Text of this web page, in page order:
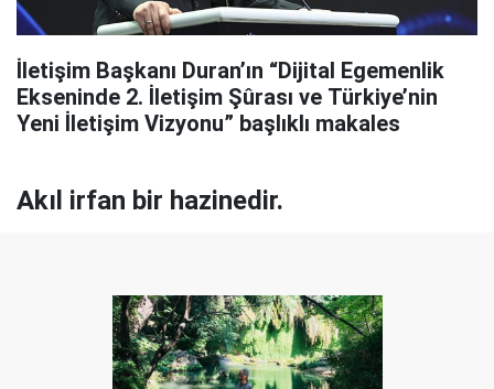
İletişim Başkanı Duran’ın “Dijital Egemenlik
Ekseninde 2. İletişim Şûrası ve Türkiye’nin
Yeni İletişim Vizyonu” başlıklı makales
Akıl irfan bir hazinedir.